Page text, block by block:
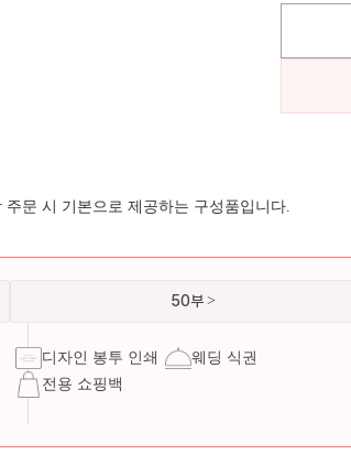
주문 시 기본으로 제공하는 구성품입니다.
50부
디자인 봉투 인쇄
웨딩 식권
전용 쇼핑백